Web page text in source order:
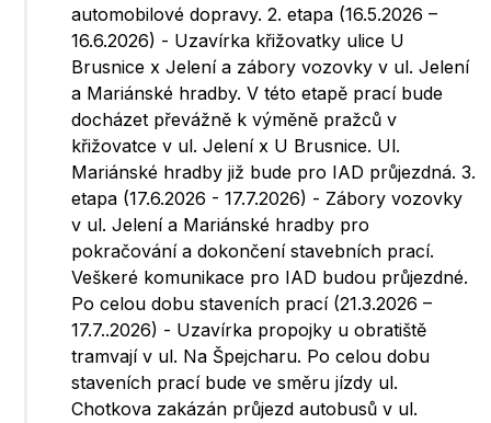
automobilové dopravy. 2. etapa (16.5.2026 –
16.6.2026) - Uzavírka křižovatky ulice U
Brusnice x Jelení a zábory vozovky v ul. Jelení
a Mariánské hradby. V této etapě prací bude
docházet převážně k výměně pražců v
křižovatce v ul. Jelení x U Brusnice. Ul.
Mariánské hradby již bude pro IAD průjezdná. 3.
etapa (17.6.2026 - 17.7.2026) - Zábory vozovky
v ul. Jelení a Mariánské hradby pro
pokračování a dokončení stavebních prací.
Veškeré komunikace pro IAD budou průjezdné.
Po celou dobu staveních prací (21.3.2026 –
17.7..2026) - Uzavírka propojky u obratiště
tramvají v ul. Na Špejcharu. Po celou dobu
staveních prací bude ve směru jízdy ul.
Chotkova zakázán průjezd autobusů v ul.